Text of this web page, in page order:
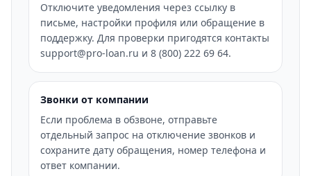
Отключите уведомления через ссылку в
письме, настройки профиля или обращение в
поддержку. Для проверки пригодятся контакты
support@pro-loan.ru и 8 (800) 222 69 64.
Звонки от компании
Если проблема в обзвоне, отправьте
отдельный запрос на отключение звонков и
сохраните дату обращения, номер телефона и
ответ компании.